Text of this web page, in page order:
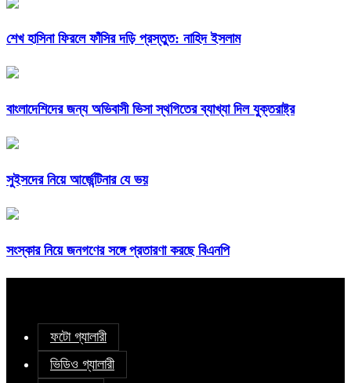
শেখ হাসিনা ফিরলে ফাঁসির দড়ি প্রস্তুত: নাহিদ ইসলাম
বাংলাদেশিদের জন্য অভিবাসী ভিসা স্থগিতের ব্যাখ্যা দিল যুক্তরাষ্ট্র
সুইসদের নিয়ে আর্জেন্টিনার যে ভয়
সংস্কার নিয়ে জনগণের সঙ্গে প্রতারণা করছে বিএনপি
ফটো গ্যালারী
ভিডিও গ্যালারী